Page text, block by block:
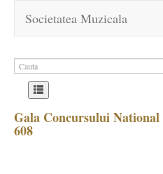
Societatea Muzicala
Gala Concursului
608